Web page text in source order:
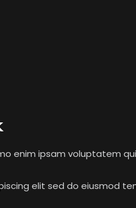
enim ipsam voluptatem
elit sed do eiusmod